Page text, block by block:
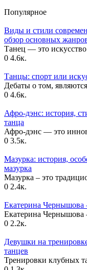
Популярное
Виды и стили
обзор основных
Танец — это
0 4.6к.
Танцы: спорт или
Дебаты о том,
0 4.6к.
Афро-дэнс: история,
танца
Афро-дэнс — это
0 3.5к.
Мазурка: история,
мазурка
Мазурка – это
0 2.4к.
Екатерина Чернышова
Екатерина Чернышова
0 2.2к.
Девушки на
танцев
Тренировки клубных